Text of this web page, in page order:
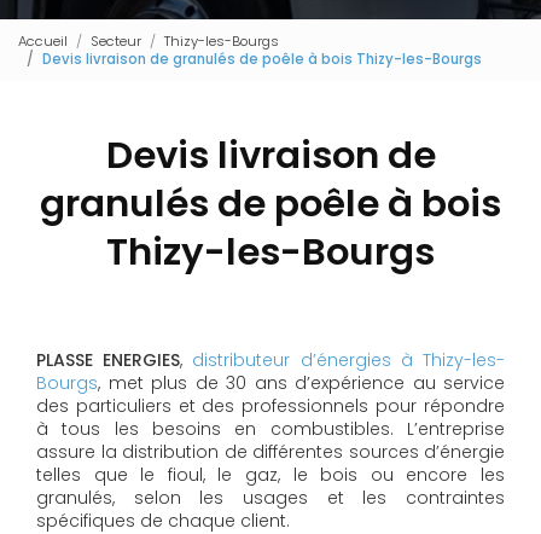
Accueil Secteur
Thizy-les-Bourgs
Devis livraison de granulés de poêle à bois Thizy-les-Bourgs
Devis livraison de
granulés de poêle à bois
Thizy-les-Bourgs
PLASSE ENERGIES, distributeur d’énergies à Thizy-les-
Bourgs, met plus de 30 ans d’expérience au service
des particuliers et des professionnels pour répondre
à tous les besoins en combustibles. L’entreprise
assure la distribution de différentes sources d’énergie
telles que le fioul, le gaz, le bois ou encore les
granulés, selon les usages et les contraintes
spécifiques de chaque client.